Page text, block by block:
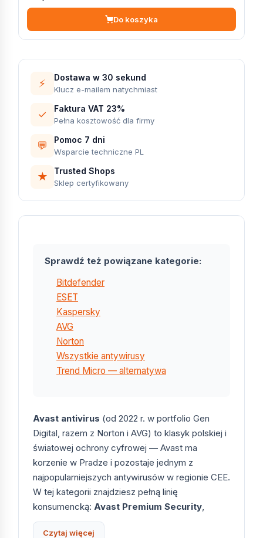
Do koszyka
⚡ Dostawa w 30 sekund
Klucz e-mailem natychmiast
✓ Faktura VAT 23%
Pełna kosztowość dla firmy
💬 Pomoc 7 dni
Wsparcie techniczne PL
★ Trusted Shops
Sklep certyfikowany
Sprawdź też powiązane kategorie:
Bitdefender
ESET
Kaspersky
AVG
Norton
Wszystkie antywirusy
Trend Micro — alternatywa
Avast antivirus (od 2022 r. w portfolio Gen
Digital, razem z Norton i AVG) to klasyk polskiej i
światowej ochrony cyfrowej — Avast ma
korzenie w Pradze i pozostaje jednym z
najpopularniejszych antywirusów w regionie CEE.
W tej kategorii znajdziesz pełną linię
konsumencką: Avast Premium Security,
flagowy pakietAvast Ultimate
Czytaj więcej